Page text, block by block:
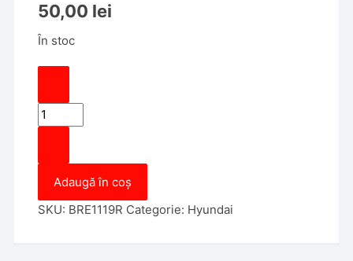
50,00 lei
În stoc
Cantitate
Carcasa
Briceag
Hyundai
3
Adaugă în coș
SKU: BRE1119R Categorie: Hyundai